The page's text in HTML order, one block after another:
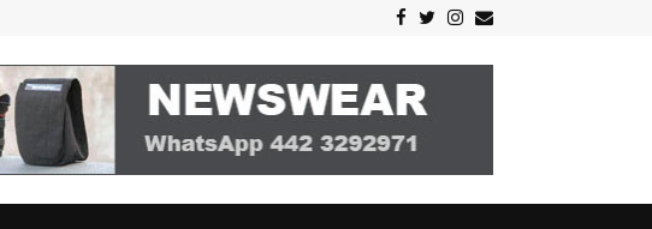
Facebook
TwitterInstagram
Email